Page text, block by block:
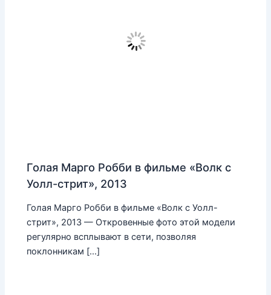
Голая Марго Робби в фильме «Волк с
Уолл-стрит», 2013
Голая Марго Робби в фильме «Волк с Уолл-
стрит», 2013 — Откровенные фото этой модели
регулярно всплывают в сети, позволяя
поклонникам […]